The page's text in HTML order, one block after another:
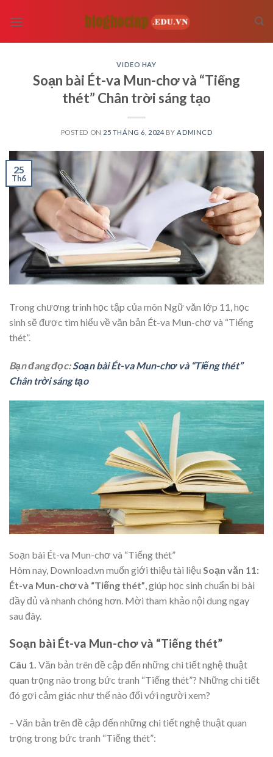
VIDEO HAY
Soạn bài Ét-va Mun-chơ và “Tiếng
thét” Chân trời sáng tạo
POSTED ON 25 THÁNG 6, 2024 BY ADMINCD
25
Th6
Trong chương trình học tập của môn Ngữ văn lớp 11, học
sinh sẽ được tìm hiểu về văn bản Ét-va Mun-chơ và “Tiếng
thét”.
Bạn đang đọc:Soạn bài Ét-va Mun-chơ và “Tiếng thét”
Chân trời sáng tạo
Soạn bài Ét-va Mun-chơ và “Tiếng thét”
Hôm nay, Download.vn muốn giới thiệu tài liệu Soạn văn 11:
Ét-va Mun-chơ và “Tiếng thét”, giúp học sinh chuẩn bị bài
đầy đủ và nhanh chóng hơn. Mời tham khảo nội dung ngay
sau đây.
Soạn bài Ét-va Mun-chơ và “Tiếng thét”
Câu 1. Văn bản trên đề cập đến những chi tiết nghệ thuật
quan trọng nào trong bức tranh “Tiếng thét”? Những chi tiết
đó gợi cảm giác như thế nào đối với người xem?
– Văn bản trên đề cập đến những chi tiết nghệ thuật quan
trọng trong bức tranh “Tiếng thét”: